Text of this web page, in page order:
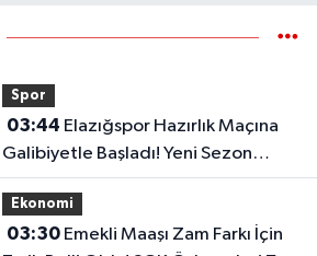
Spor
03:44
Galibiyetle Başladı! Yeni Sezon
Öncesi Umut Veren Performans
Ekonomi
03:30Emekli Maaşı Zam Farkı İçin